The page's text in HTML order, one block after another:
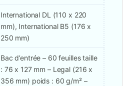
International DL (110 x 220
mm), International B5 (176 x
250 mm)
Bac d’entrée – 60 feuilles taille
: 76 x 127 mm – Legal (216 x
356 mm) poids : 60 g/m² –